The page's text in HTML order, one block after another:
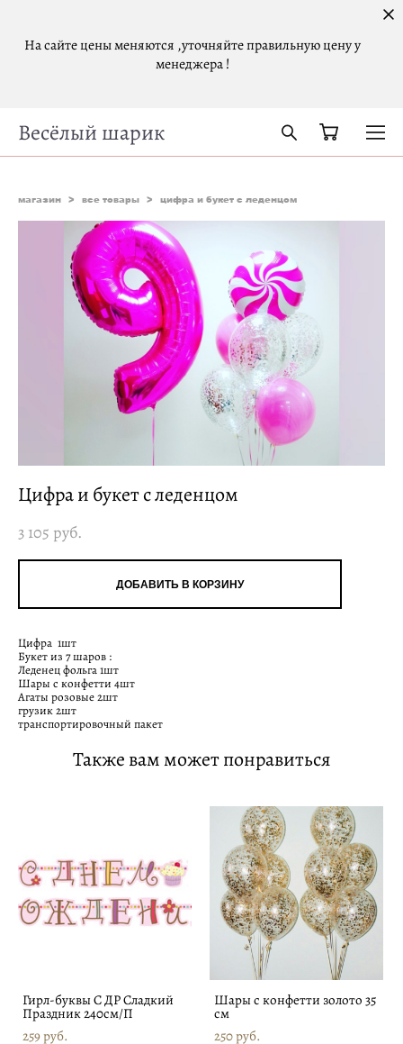
На сайте цены меняются ,уточняйте правильную цену у
менеджера !
Весёлый шарик
магазин > все товары > цифра и букет с леденцом
Цифра и букет с леденцом
3 105 pуб.
ДОБАВИТЬ В КОРЗИНУ
Цифра 1шт
Букет из 7 шаров :
Леденец фольга 1шт
Шары с конфетти 4шт
Агаты розовые 2шт
грузик 2шт
транспортировочный пакет
Также вам может понравиться
Гирл-буквы С ДР Сладкий
Праздник 240см/П
259 pуб.
Шары с конфетти золото 35
см
250 pуб.